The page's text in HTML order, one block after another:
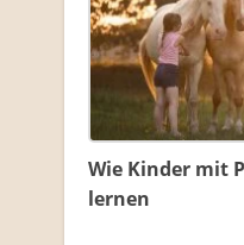
Wie Kinder mit
lernen